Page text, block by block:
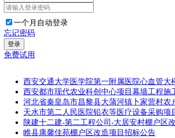
一个月自动登录
忘记密码
登录
免费试用
西安交通大学医学院第一附属医院心血管大
西安都市现代农业科创中心项目幕墙工程施
河北省秦皇岛市昌黎县大蒲河镇卜家营村
天水市第二人民医院铅衣等医疗设备采购项
陕建十二建-第二工程公司-大居安村棚户区
睢县康馨佳苑棚户区改造项目招标公告